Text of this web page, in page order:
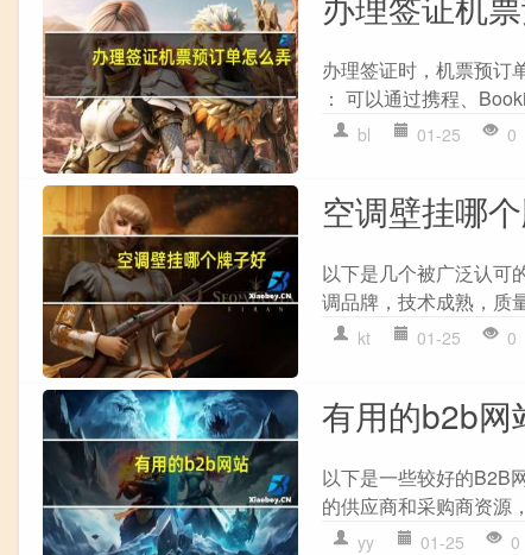
办理签证时，机票预订
： 可以通过携程、
bl 01-25 0
空调壁挂哪
以下是几个被广泛认可
调品牌，技术成熟，质
kt 01-25 0
有用的b2b网
以下是一些较好的B2B
的供应商和采购商资源
yy 01-25 0